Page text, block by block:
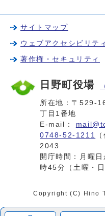
サイトマップ
ウェブアクセシビリテ
著作権・セキュリティ
日野町役場
所在地：〒529-
丁目1番地
E-mail：
0748-52-1211
2043
開庁時間：月曜
時45分（土曜・
Copyright (C) Hino